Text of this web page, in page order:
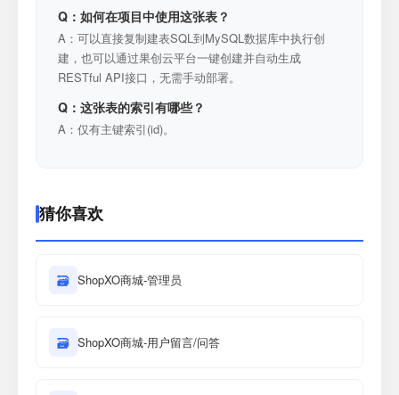
Q：如何在项目中使用这张表？
A：可以直接复制建表SQL到MySQL数据库中执行创
建，也可以通过果创云平台一键创建并自动生成
RESTful API接口，无需手动部署。
Q：这张表的索引有哪些？
A：仅有主键索引(id)。
猜你喜欢
🗃 ShopXO商城-管理员
🗃 ShopXO商城-用户留言/问答